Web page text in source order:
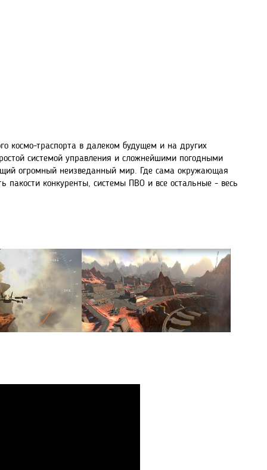
космо-траспорта в далеком будущем и на других
системой управления и сложнейшими погодными
огромный неизведанный мир. Где сама окружающая
пакости конкуренты, системы ПВО и все остальные - весь